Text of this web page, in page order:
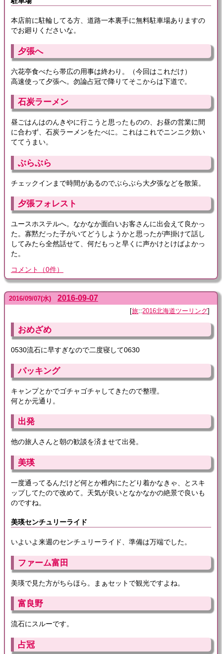
本店前に駐輪してる方、道路一本裏手に無料駐車場ありますの
でお廻りくださいな。
夕張へ
六花亭食べたら帯広の用事は終わり。（今回はこれだけ）
高速使って夕張へ。勿論占冠で降りてそこからは下道で。
石炭ラーメン
昼ごはんはのんきやに行こうと思ったものの、お昼の営業に間
に合わず、石炭ラーメンをたべに。これはこれでニンニク効い
ててうまい。
ぶらぶら
チェックインまで時間があるのでぶらぶら大夕張などを散策。
夕張フォレスト
ユースホステルへ。なかなか面白いお客さんに出会えて良かっ
た。寡黙だった子がいてどうしようかと思ったが声掛けて話し
してみたら全然話せて、何だもっと早くに声かけとけばよかっ
た。
コメント （0件）
2016/09/07(水) 2016-09-07
旅::2016北海道ツーリング
おめざめ
0530流石に早すぎなので二度寝して0630
パッキング
キャンプとかでゴチャゴチャしてきたので整理。
何とか元通り。
出発
他の旅人さんと朝の歓談を済ませて出発。
美瑛
一度通ってるんだけど何とか稚内にたどり着かなきゃ、とスキ
ップしてたので改めて。天気が良いとなかなかの絶景で良いも
のですね。
美瑛センチュリーライド
いよいよ来週のセンチュリーライド、準備は万端でした。
ファーム富田
美瑛で見た方がちらほら。まぁセットで観光ですよね。
富良野
流石にスルーです。
占冠